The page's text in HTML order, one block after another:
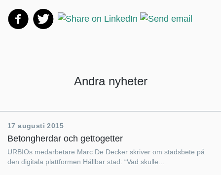
Andra nyheter
17 augusti 2015
Betongherdar och gettogetter
URBIOs medarbetare Marc De Decker skriver om stadsbete på
den digitala plattformen Hållbar stad: “Vad skulle...